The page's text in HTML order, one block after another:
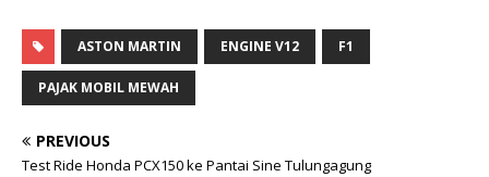
ASTON MARTIN ENGINE V12 F1
PAJAK MOBIL MEWAH
PREVIOUS
Test Ride Honda PCX150 ke Pantai Sine Tulungagung